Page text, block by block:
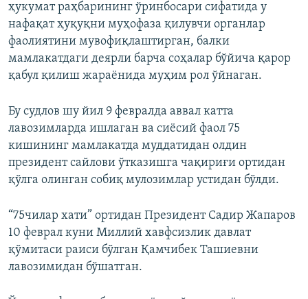
ҳукумат раҳбарининг ўринбосари сифатида у
нафақат ҳуқуқни муҳофаза қилувчи органлар
фаолиятини мувофиқлаштирган, балки
мамлакатдаги деярли барча соҳалар бўйича қарор
қабул қилиш жараёнида муҳим рол ўйнаган.
Бу судлов шу йил 9 февралда аввал катта
лавозимларда ишлаган ва сиёсий фаол 75
кишининг мамлакатда муддатидан олдин
президент сайлови ўтказишга чақириғи ортидан
қўлга олинган собиқ мулозимлар устидан бўлди.
“75чилар хати” ортидан Президент Садир Жапаров
10 феврал куни Миллий хавфсизлик давлат
қўмитаси раиси бўлган Қамчибек Ташиевни
лавозимидан бўшатган.